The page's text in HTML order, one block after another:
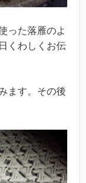
った落雁のよ
くわしくお伝
ます。その後